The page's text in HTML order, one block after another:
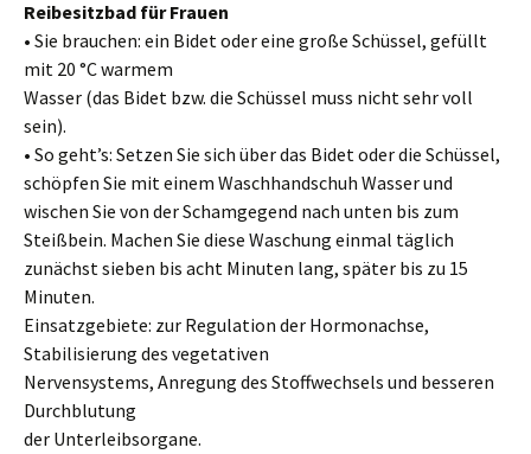
Reibesitzbad für Frauen
• Sie brauchen: ein Bidet oder eine große Schüssel, gefüllt
mit 20 °C warmem
Wasser (das Bidet bzw. die Schüssel muss nicht sehr voll
sein).
• So geht’s: Setzen Sie sich über das Bidet oder die Schüssel,
schöpfen Sie mit einem Waschhandschuh Wasser und
wischen Sie von der Schamgegend nach unten bis zum
Steißbein. Machen Sie diese Waschung einmal täglich
zunächst sieben bis acht Minuten lang, später bis zu 15
Minuten.
Einsatzgebiete: zur Regulation der Hormonachse,
Stabilisierung des vegetativen
Nervensystems, Anregung des Stoffwechsels und besseren
Durchblutung
der Unterleibsorgane.